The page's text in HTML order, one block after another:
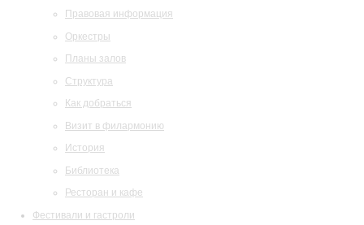
Правовая информация
Оркестры
Планы залов
Структура
Как добраться
Визит в филармонию
История
Библиотека
Ресторан и кафе
Фестивали и гастроли